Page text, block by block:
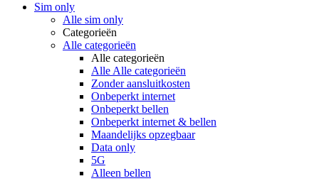
Sim only
Alle sim only
Categorieën
Alle categorieën
Alle categorieën
Alle Alle categorieën
Zonder aansluitkosten
Onbeperkt internet
Onbeperkt bellen
Onbeperkt internet & bellen
Maandelijks opzegbaar
Data only
5G
Alleen bellen